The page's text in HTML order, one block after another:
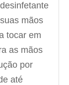
mãos
tocar em
as mãos
por
até